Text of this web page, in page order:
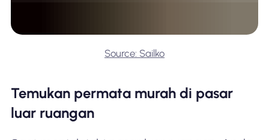
Source: Sailko
Temukan permata murah di pasar
luar ruangan